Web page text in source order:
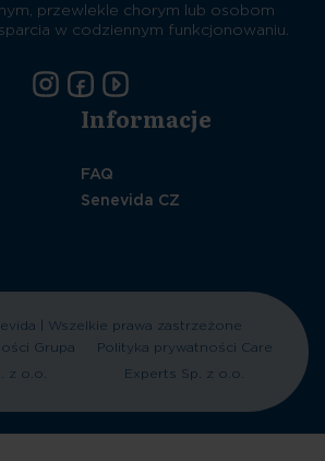
przewlekle chorym lub osobom
w codziennym funkcjonowaniu.
Informacje
FAQ
Senevida CZ
| Wszelkie prawa zastrzeżone
Grupa
z o.o.
Polityka prywatności Care
Experts Sp. z o.o.